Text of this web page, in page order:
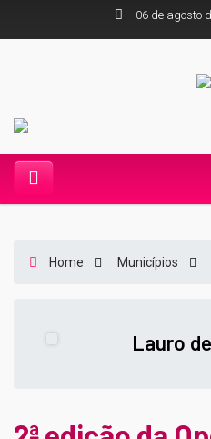
06 de agosto
Home Municípios
Lauro